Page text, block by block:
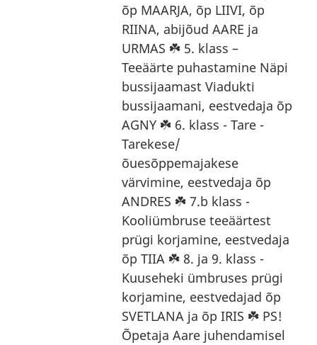
õp MAARJA, õp LIIVI, õp
RIINA, abijõud AARE ja
URMAS ☘️ 5. klass –
Teeäärte puhastamine Näpi
bussijaamast Viadukti
bussijaamani, eestvedaja õp
AGNY ☘️ 6. klass - Tare -
Tarekese/
õuesõppemajakese
värvimine, eestvedaja õp
ANDRES ☘️ 7.b klass -
Kooliümbruse teeäärtest
prügi korjamine, eestvedaja
õp TIIA ☘️ 8. ja 9. klass -
Kuuseheki ümbruses prügi
korjamine, eestvedajad õp
SVETLANA ja õp IRIS ☘️ PS!
Õpetaja Aare juhendamisel